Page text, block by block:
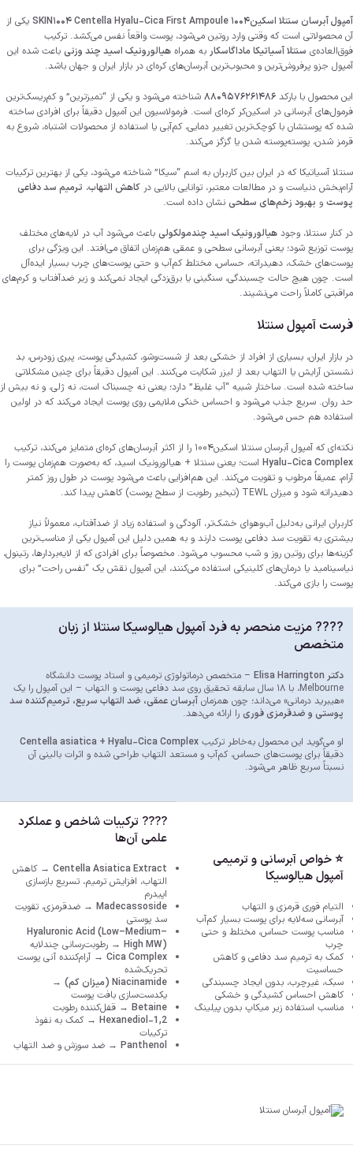
آمپول آبرسان سنتلا اسکین1004 SKIN1004 Centella Hyalu-Cica First Ampoule
یکی از
آن محصولاتی است که وقتی وارد روتین می‌شود، پوست واقعاً نفس می‌کشد. ترکیب
فوق‌العاده‌ی سنتلا آسیاتیکا ماداگاسکار به همراه هیالورونیک اسید چند وزنی باعث شده این
آمپول جزو پرفروش‌ترین و محبوب‌ترین آبرسان‌های کره‌ای در بازار ایران و جهان باشد.
این محصول با بارکد 8809576261486 شناخته می‌شود و یکی از “تمیزترین” و کم‌ریسک‌ترین
فرمول‌های آبرسانی در اسکین‌کر کره‌ای است. فرمولاسیون این آمپول دقیقاً برای افرادی ساخته
شده که پوستشان با کوچک‌ترین تغییر دمایی، کم‌آبی یا استفاده از محصولات اشتباه، شروع به
قرمز شدن، پوسته‌پوسته شدن یا گزگز می‌کند.
سنتلا آسیاتیکا که در ایران بین کاربران به اسم “سیکا” شناخته می‌شود، یکی از بهترین ترکیبات
آرام‌بخش دنیاست و در مطالعات معتبر، توانایی بالایی در کاهش التهاب، ترمیم سد دفاعی
پوست و بهبود زخم‌های سطحی نشان داده است.
در کنار سنتلا، وجود هیالورونیک اسید چندمولکولی باعث می‌شود آب در لایه‌های مختلف
پوست توزیع شود؛ یعنی آبرسانی سطحی و عمقی هم‌زمان اتفاق می‌افتد. این ویژگی برای
پوست‌های خشک، دهیدراته، حساس، مختلط کم‌آب و حتی پوست‌های چرب بسیار ایده‌آل
است. چون هیچ حالت چسبندگی، سنگینی یا برق‌زدگی ایجاد نمی‌کند و زیر ضدآفتاب و کرم‌های
مراقبتی کاملاً راحت می‌نشیند.
فرست آمپول سنتلا
در بازار ایران، بسیاری از افراد از خشکی بعد از شست‌وشو، کشیدگی پوست، پیری زودرس، بد
نشستن آرایش یا التهاب بعد از لیزر شکایت می‌کنند. این آمپول دقیقاً برای چنین مشکلاتی
ساخته شده است. ساختار شبیه “آب غلیظ” دارد؛ یعنی نه چسبناک است، نه ژلی، و نه بیش از
حد روان. سریع جذب می‌شود و احساس خنکی ملایمی روی پوست ایجاد می‌کند که در اولین
استفاده هم حس می‌شود.
نکته‌ای که آمپول آبرسان سنتلا اسکین1004 را از اکثر آبرسان‌های کره‌ای متمایز می‌کند، ترکیب
Hyalu-Cica Complex است؛ یعنی سنتلا + هیالورونیک اسید، که به‌صورت هم‌زمان پوست را
آرام، عمیقاً مرطوب و تقویت می‌کند. این هم‌افزایی باعث می‌شود پوست در طول روز کمتر
دهیدراته شود و میزان TEWL (تبخیر رطوبت از سطح پوست) کاهش پیدا کند.
کاربران ایرانی به‌دلیل آب‌وهوای خشک‌تر، آلودگی و استفاده زیاد از ضدآفتاب، معمولاً نیاز
بیشتری به تقویت سد دفاعی پوست دارند و به همین دلیل این آمپول یکی از مناسب‌ترین
گزینه‌ها برای روتین روز و شب محسوب می‌شود. مخصوصاً برای افرادی که از لایه‌بردارها، رتینول،
نیاسینامید یا درمان‌های کلینیکی استفاده می‌کنند، این آمپول نقش یک “نفس راحت” برای
پوست را بازی می‌کند.
???? مزیت منحصر به فرد آمپول هیالوسیکا سنتلا از زبان
متخصص
دکتر Elisa Harrington
– متخصص درماتولوژی ترمیمی و استاد پوست دانشگاه
Melbourne، با ۱۸ سال سابقه تحقیق روی سد دفاعی پوست و التهاب
– این آمپول را یک
«هیبرید درمانی» می‌داند؛ چون همزمان آبرسان عمقی، ضد التهاب سریع، ترمیم‌کننده سد
پوستی و ضدقرمزی فوری را ارائه می‌دهد.
او می‌گوید این محصول به‌خاطر ترکیب Centella asiatica + Hyalu-Cica Complex
دقیقاً برای پوست‌های حساس، کم‌آب و مستعد التهاب طراحی شده و اثرات بالینی آن
نسبتاً سریع ظاهر می‌شود.
⭐ خواص آبرسانی و ترمیمی
آمپول هیالوسیکا
التیام فوری قرمزی و التهاب
آبرسانی سه‌لایه برای پوست بسیار کم‌آب
مناسب پوست حساس، مختلط و حتی
چرب
کمک به ترمیم سد دفاعی و کاهش
حساسیت
سبک، غیرچرب، بدون ایجاد چسبندگی
کاهش احساس کشیدگی و خشکی
مناسب استفاده زیر میکاپ بدون پیلینگ
???? ترکیبات شاخص و عملکرد
علمی آن‌ها
Centella Asiatica Extract → کاهش
التهاب، افزایش ترمیم، تسریع بازسازی
اپیدرم
Madecassoside → ضدقرمزی، تقویت
سد پوستی
Hyaluronic Acid (Low–Medium–
High MW) → رطوبت‌رسانی چندلایه
Cica Complex → آرام‌کننده آنی پوست
تحریک‌شده
Niacinamide (میزان کم)
→
یکدست‌سازی بافت پوست
Betaine → قفل‌کننده رطوبت
1,2-Hexanediol
→ کمک به نفوذ
ترکیبات
Panthenol → ضد سوزش و ضد التهاب